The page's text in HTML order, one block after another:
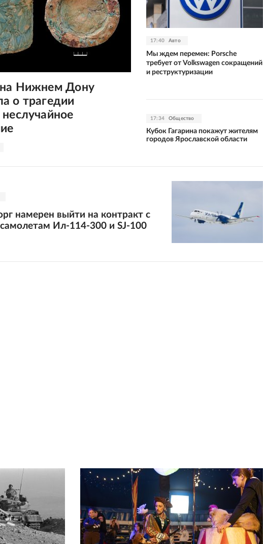
Нижнем Дону
о трагедии
17:40 Авто
Мы ждем перемен: Porsche
требует от Volkswagen сокращений
и реструктуризации
17:34 Общество
Кубок Гагарина покажут жителям
городов Ярославской области
намерен выйти на контракт с
Ил-114-300 и SJ-100